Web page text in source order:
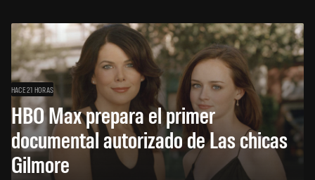
HACE 21 HORAS
HBO Max prepara el primer
documental autorizado de Las chicas
Gilmore